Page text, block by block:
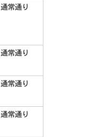
通常通り
通常通り
通常通り
通常通り